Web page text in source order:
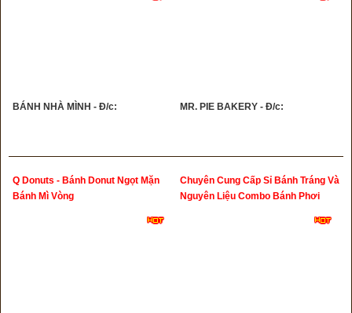
BÁNH NHÀ MÌNH - Đ/c: MR. PIE BAKERY - Đ/c:
Q Donuts - Bánh Donut Ngọt Mặn
Bánh Mì Vòng
Chuyên Cung Cấp Sỉ Bánh Tráng Và
Nguyên Liệu Combo Bánh Phơi